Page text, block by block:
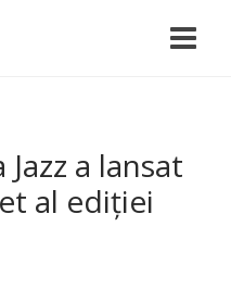
a lansat
al ediției